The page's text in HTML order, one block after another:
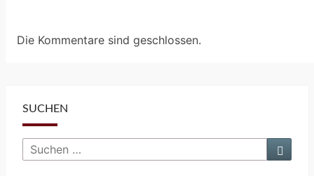
Die Kommentare sind geschlossen.
SUCHEN
Suchen
nach: